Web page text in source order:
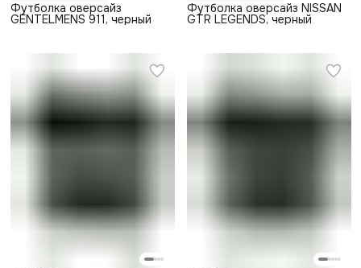
Футболка оверсайз
GENTELMENS 911, черный
Футболка оверсайз NISSAN
GTR LEGENDS, черный